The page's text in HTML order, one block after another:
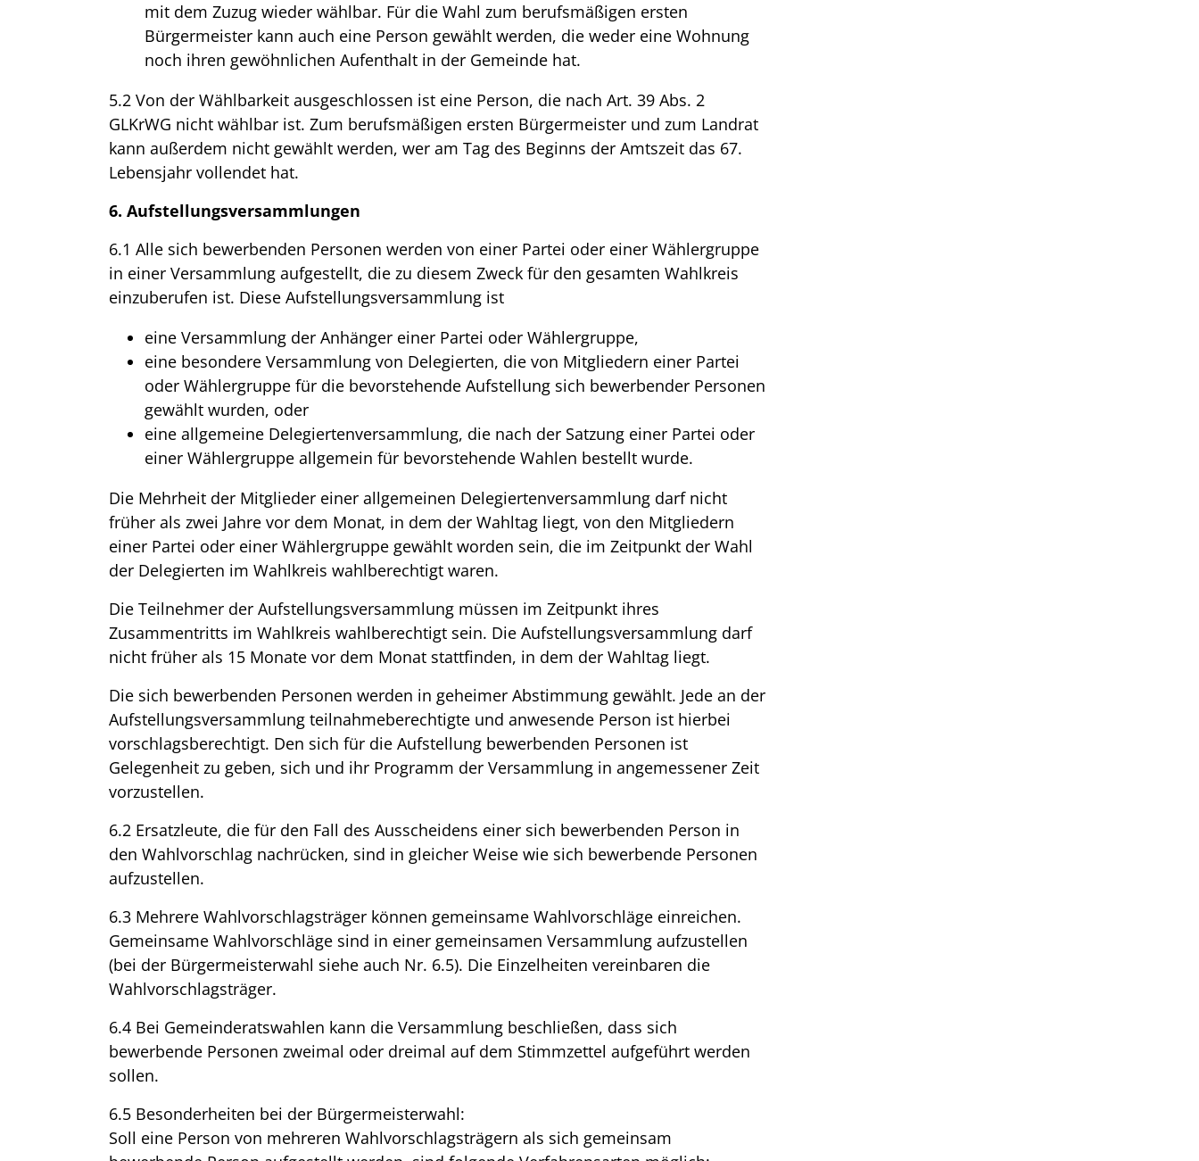
mit dem Zuzug wieder wählbar. Für die Wahl zum berufsmäßigen ersten
Bürgermeister kann auch eine Person gewählt werden, die weder eine Wohnung
noch ihren gewöhnlichen Aufenthalt in der Gemeinde hat.
5.2 Von der Wählbarkeit ausgeschlossen ist eine Person, die nach Art. 39 Abs. 2
GLKrWG nicht wählbar ist. Zum berufsmäßigen ersten Bürgermeister und zum Landrat
kann außerdem nicht gewählt werden, wer am Tag des Beginns der Amtszeit das 67.
Lebensjahr vollendet hat.
6. Aufstellungsversammlungen
6.1 Alle sich bewerbenden Personen werden von einer Partei oder einer Wählergruppe
in einer Versammlung aufgestellt, die zu diesem Zweck für den gesamten Wahlkreis
einzuberufen ist. Diese Aufstellungsversammlung ist
eine Versammlung der Anhänger einer Partei oder Wählergruppe,
eine besondere Versammlung von Delegierten, die von Mitgliedern einer Partei
oder Wählergruppe für die bevorstehende Aufstellung sich bewerbender Personen
gewählt wurden, oder
eine allgemeine Delegiertenversammlung, die nach der Satzung einer Partei oder
einer Wählergruppe allgemein für bevorstehende Wahlen bestellt wurde.
Die Mehrheit der Mitglieder einer allgemeinen Delegiertenversammlung darf nicht
früher als zwei Jahre vor dem Monat, in dem der Wahltag liegt, von den Mitgliedern
einer Partei oder einer Wählergruppe gewählt worden sein, die im Zeitpunkt der Wahl
der Delegierten im Wahlkreis wahlberechtigt waren.
Die Teilnehmer der Aufstellungsversammlung müssen im Zeitpunkt ihres
Zusammentritts im Wahlkreis wahlberechtigt sein. Die Aufstellungsversammlung darf
nicht früher als 15 Monate vor dem Monat stattfinden, in dem der Wahltag liegt.
Die sich bewerbenden Personen werden in geheimer Abstimmung gewählt. Jede an der
Aufstellungsversammlung teilnahmeberechtigte und anwesende Person ist hierbei
vorschlagsberechtigt. Den sich für die Aufstellung bewerbenden Personen ist
Gelegenheit zu geben, sich und ihr Programm der Versammlung in angemessener Zeit
vorzustellen.
6.2 Ersatzleute, die für den Fall des Ausscheidens einer sich bewerbenden Person in
den Wahlvorschlag nachrücken, sind in gleicher Weise wie sich bewerbende Personen
aufzustellen.
6.3 Mehrere Wahlvorschlagsträger können gemeinsame Wahlvorschläge einreichen.
Gemeinsame Wahlvorschläge sind in einer gemeinsamen Versammlung aufzustellen
(bei der Bürgermeisterwahl siehe auch Nr. 6.5). Die Einzelheiten vereinbaren die
Wahlvorschlagsträger.
6.4 Bei Gemeinderatswahlen kann die Versammlung beschließen, dass sich
bewerbende Personen zweimal oder dreimal auf dem Stimmzettel aufgeführt werden
sollen.
6.5 Besonderheiten bei der Bürgermeisterwahl:
Soll eine Person von mehreren Wahlvorschlagsträgern als sich gemeinsam